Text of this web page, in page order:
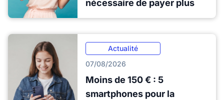
nécessaire de payer plus
Actualité
07/08/2026
Moins de 150 € : 5
smartphones pour la